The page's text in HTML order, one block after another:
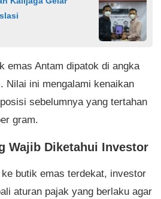
emas Antam dipatok di angka
Nilai ini mengalami kenaikan
sebelumnya yang tertahan
gram.
Wajib Diketahui Investor
butik emas terdekat, investor
aturan pajak yang berlaku agar